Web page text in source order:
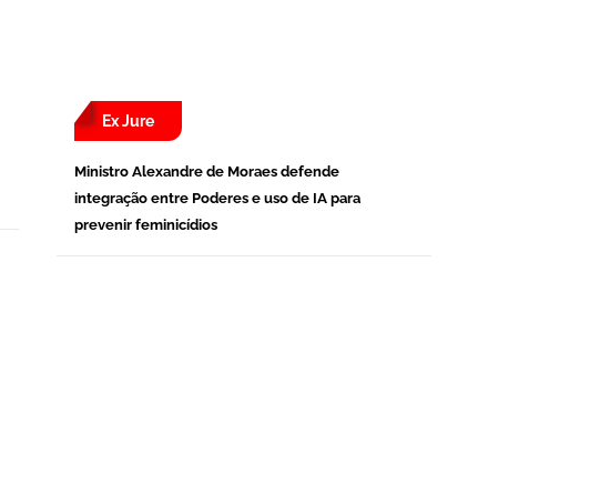
Ex Jure
Ministro Alexandre de Moraes defende
integração entre Poderes e uso de IA para
prevenir feminicídios